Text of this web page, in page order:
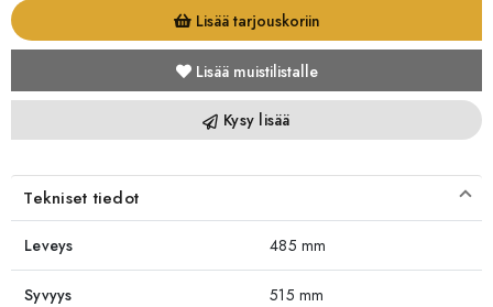
Lisää tarjouskoriin
Lisää muistilistalle
Kysy lisää
Tekniset tiedot
Leveys 485 mm
Syvyys 515 mm